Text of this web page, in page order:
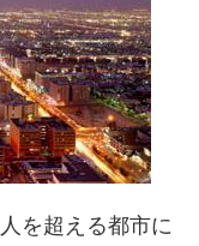
を超える都市に